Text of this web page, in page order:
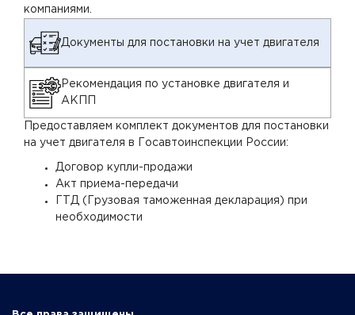
компаниями.
Документы для постановки на учет двигателя
Рекомендация по установке двигателя и
АКПП
Предоставляем комплект документов для постановки
на учет двигателя в Госавтоинспекции России:
Договор купли-продажи
Акт приема-передачи
ГТД (Грузовая таможенная декларация) при
необходимости